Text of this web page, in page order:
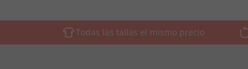
Todas las tallas el mismo precio